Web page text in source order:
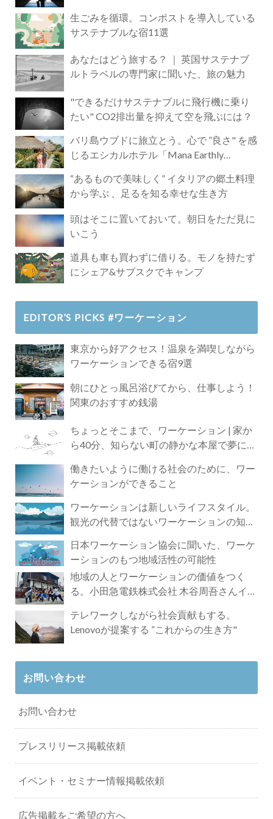
生ごみを循環。コンポストを導入している
サステナブルな宿11選
あなたはどう旅する？ ｜ 英国サステナブ
ルトラベルの専門家に聞いた、旅の魅力
"できるだけサステナブルに飛行機に乗り
たい" CO2排出量を抑えて空を飛ぶには？
バリ島ウブドに旅立とう。心で ”良さ" を感
じるエシカルホテル「Mana Earthly
“あるもので美味しく” イタリアの郷土料理
から学ぶ 、足るを知る幸せな生き方
頭はそこに置いておいて。朝日をただ見に
いこう
道具も車も買わずに借りる。モノを持たず
にシェア&サブスクでキャンプ
EDITOR’S PICKS #ワーケーション
東京から好アクセス！温泉を満喫しながら
ワーケーションできる宿9選
朝にひとっ風呂浴びてから、仕事しよう！
関東のおすすめ銭湯
ちょっとそこまで、ワーケーション | 家か
ら40分、知らない町の静かな本屋で夢に近
働きたいように働ける社会のために、ワー
ケーションができること
ワーケーションは新しいライフスタイル。
観光の代替ではないワーケーションの知ら
日本ワーケーション協会に聞いた、ワーケ
ーションのもつ地域活性の可能性
地域の人とワーケーションの価値をつく
る。小田急電鉄株式会社 木谷周吾さんイン
テレワークしながら社会貢献もする。
Lenovoが提案する ”これからの生き方"
お問い合わせ
お問い合わせ
プレスリリース掲載依頼
イベント・セミナー情報掲載依頼
広告掲載をご希望の方へ